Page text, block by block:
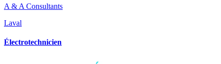
A & A Consultants
Laval
Électrotechnicien